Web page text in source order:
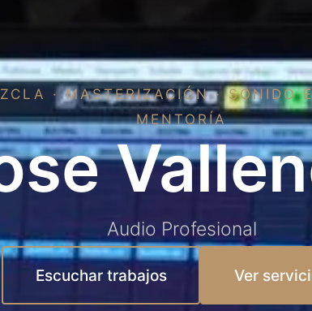
· MASTERIZACIÓN · SONIDO
MENTORÍA
Audio Profesional
Escuchar trabajos Ver